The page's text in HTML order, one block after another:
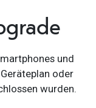
und
oder
wurden.